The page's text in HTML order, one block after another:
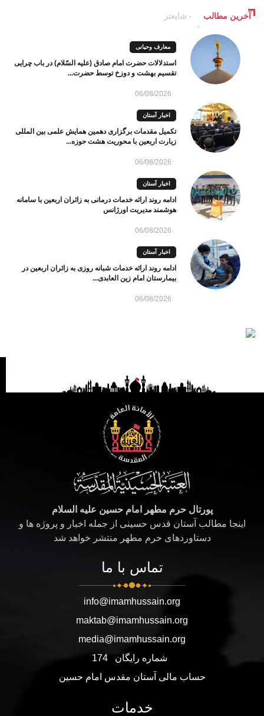
آخرین مطالب شایعتر
معارف وحیانی
استدلالات حضرت امام صادق (علیه السّلام) در باب چرایی
تقسیم بهشت و دوزخ توسط حضرت...
06/08/2026
اخبار آستان
تکمیل مقدمات برگزاری دهمین همایش علمی بین المللی
زیارت اربعین با محوریت هشت حوزه...
06/08/2026
اخبار آستان
ادامه روند ارائه خدمات درمانی به زائران اربعین با سامانه
هوشمند مدیریت اورژانس
06/08/2026
اخبار آستان
ادامه روند ارائه خدمات شبانه روزی به زائران اربعین در
بیمارستان امام زین العابدی...
06/08/2026
پورتال حرم مطهر امام حسین علیه السلام
اینجا مطالب آستان قدس حسینی از جمله اخبار و پروژه ها و
دستاوردهای حرم مطهر منتشر خواهد شد
تماس با ما
info@imamhussain.org
maktab@imamhussain.org
media@imamhussain.org
شماره رایگان
174
حساب مالی آستان مقدس امام حسین
خدمات